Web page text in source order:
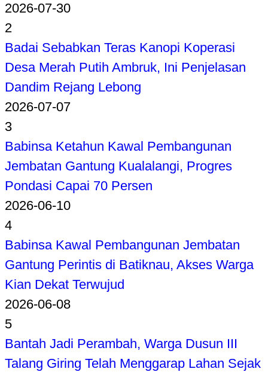
2026-07-30
2
Badai Sebabkan Teras Kanopi Koperasi
Desa Merah Putih Ambruk, Ini Penjelasan
Dandim Rejang Lebong
2026-07-07
3
Babinsa Ketahun Kawal Pembangunan
Jembatan Gantung Kualalangi, Progres
Pondasi Capai 70 Persen
2026-06-10
4
Babinsa Kawal Pembangunan Jembatan
Gantung Perintis di Batiknau, Akses Warga
Kian Dekat Terwujud
2026-06-08
5
Bantah Jadi Perambah, Warga Dusun III
Talang Giring Telah Menggarap Lahan Sejak